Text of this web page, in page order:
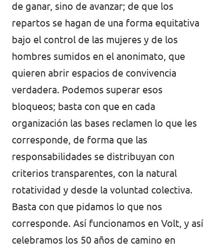
de ganar, sino de avanzar; de que los
repartos se hagan de una forma equitativa
bajo el control de las mujeres y de los
hombres sumidos en el anonimato, que
quieren abrir espacios de convivencia
verdadera. Podemos superar esos
bloqueos; basta con que en cada
organización las bases reclamen lo que les
corresponde, de forma que las
responsabilidades se distribuyan con
criterios transparentes, con la natural
rotatividad y desde la voluntad colectiva.
Basta con que pidamos lo que nos
corresponde. Así funcionamos en Volt, y así
celebramos los 50 años de camino en